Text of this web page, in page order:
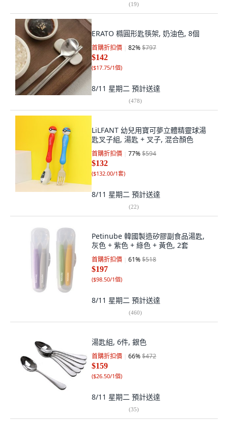
(19)
ERATO 橢圓形匙筷架, 奶油色, 8個
首購折扣價 82%$797
$142
($17.75/1個)
8/11 星期二 預計送達
(478)
LiLFANT 幼兒用寶可夢立體精靈球湯
匙叉子組, 湯匙 + 叉子, 混合顏色
首購折扣價 77%$594
$132
($132.00/1套)
8/11 星期二 預計送達
(22)
Petinube 韓國製造矽膠副食品湯匙,
灰色 + 紫色 + 綠色 + 黃色, 2套
首購折扣價 61%$518
$197
($98.50/1個)
8/11 星期二 預計送達
(460)
湯匙組, 6件, 銀色
首購折扣價 66%$472
$159
($26.50/1個)
8/11 星期二 預計送達
(35)